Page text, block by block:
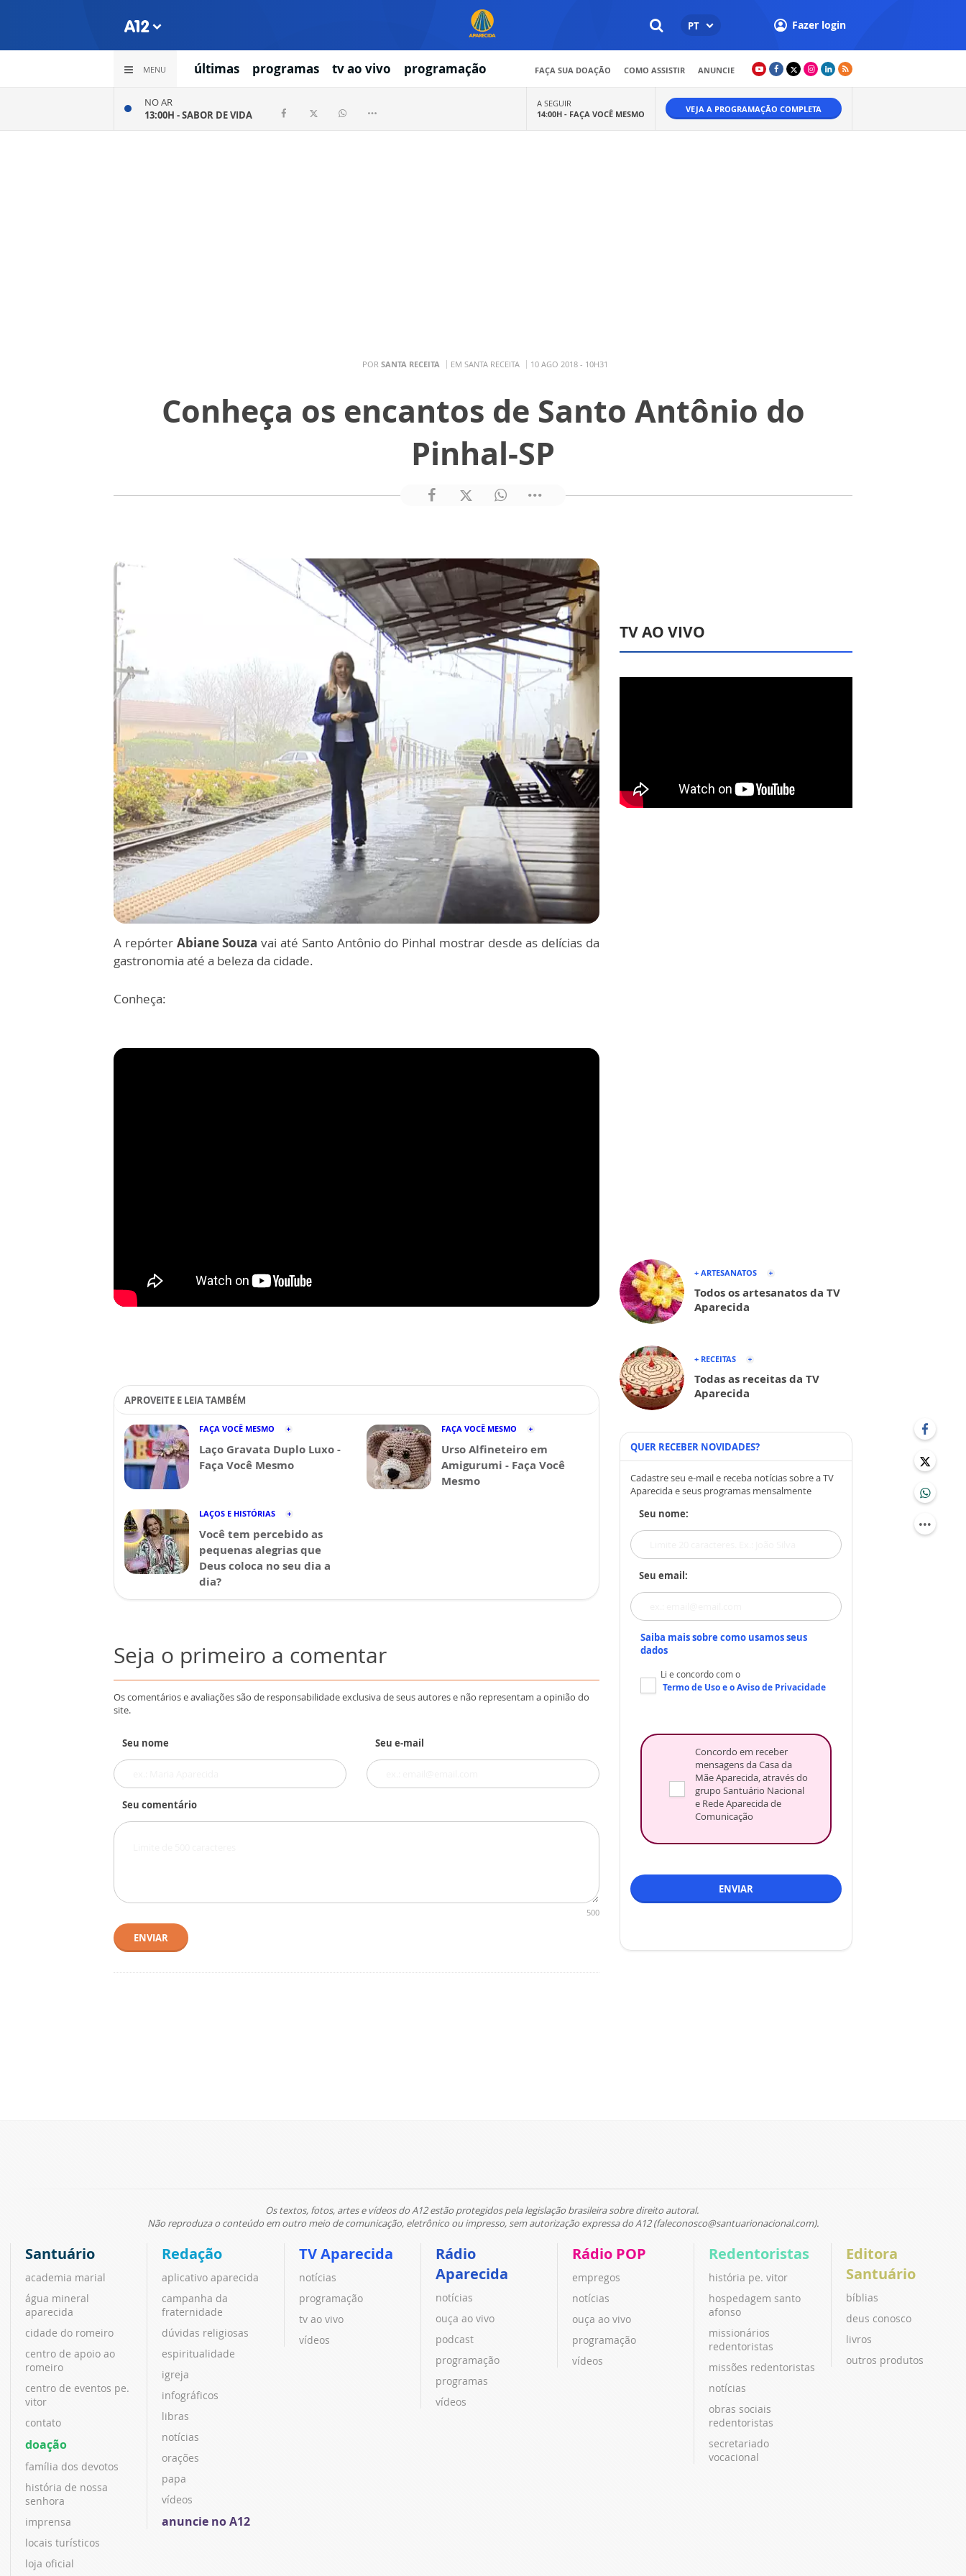
PT Fazer login
MENU últimas programas tv ao vivo programação FAÇA SUA DOAÇÃO COMO ASSISTIR ANUNCIE
NO AR
13:00H -SABOR DE VIDA
A SEGUIR
14:00H - FAÇA VOCÊ MESMO VEJA A PROGRAMAÇÃO COMPLETA
POR SANTA RECEITA EM SANTA RECEITA 10 AGO 2018 - 10H31
Conheça os encantos de Santo Antônio do
Pinhal-SP
A repórter Abiane Souza vai até Santo Antônio do Pinhal mostrar desde as delícias da
gastronomia até a beleza da cidade.
Conheça:
APROVEITE E LEIA TAMBÉM
FAÇA VOCÊ MESMO
Laço Gravata Duplo Luxo -
Faça Você Mesmo
FAÇA VOCÊ MESMO
Urso Alfineteiro em
Amigurumi - Faça Você
Mesmo
LAÇOS E HISTÓRIAS
Você tem percebido as
pequenas alegrias que
Deus coloca no seu dia a
dia?
Seja o primeiro a comentar
Os comentários e avaliações são de responsabilidade exclusiva de seus autores e não representam a opinião do
site.
Seu nome Seu e-mail
Seu comentário
500
ENVIAR
TV AO VIVO
+ ARTESANATOS
Todos os artesanatos da TV
Aparecida
+ RECEITAS
Todas as receitas da TV
Aparecida
QUER RECEBER NOVIDADES?
Cadastre seu e-mail e receba notícias sobre a TV
Aparecida e seus programas mensalmente
Seu nome:
Seu email:
Saiba mais sobre como usamos seus
dados
Li e concordo com o
Termo de Usoe oAviso de Privacidade
Concordo em receber
mensagens da Casa da
Mãe Aparecida, através do
grupo Santuário Nacional
e Rede Aparecida de
Comunicação
ENVIAR
Os textos, fotos, artes e vídeos do A12 estão protegidos pela legislação brasileira sobre direito autoral.
Não reproduza o conteúdo em outro meio de comunicação, eletrônico ou impresso, sem autorização expressa do A12 (faleconosco@santuarionacional.com).
Santuário
academia marial
água mineral
aparecida
cidade do romeiro
centro de apoio ao
romeiro
centro de eventos pe.
vitor
contato
doação
família dos devotos
história de nossa
senhora
imprensa
locais turísticos
loja oficial
Redação
aplicativo aparecida
campanha da
fraternidade
dúvidas religiosas
espiritualidade
igreja
infográficos
libras
notícias
orações
papa
vídeos
anuncie no A12
TV Aparecida
notícias
programação
tv ao vivo
vídeos
Rádio
Aparecida
notícias
ouça ao vivo
podcast
programação
programas
vídeos
Rádio POP
empregos
notícias
ouça ao vivo
programação
vídeos
Redentoristas
história pe. vitor
hospedagem santo
afonso
missionários
redentoristas
missões redentoristas
notícias
obras sociais
redentoristas
secretariado
vocacional
Editora
Santuário
bíblias
deus conosco
livros
outros produtos